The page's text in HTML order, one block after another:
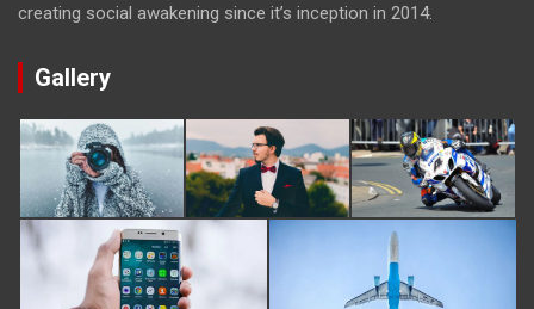
creating social awakening since it’s inception in 2014.
Gallery